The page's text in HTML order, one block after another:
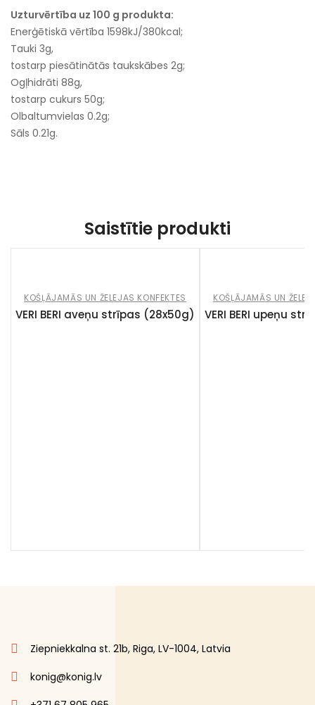
Uzturvērtība uz 100 g produkta:
Enerģētiskā vērtība 1598kJ/380kcal;
Tauki 3g,
tostarp piesātinātās taukskābes 2g;
Ogļhidrāti 88g,
tostarp cukurs 50g;
Olbaltumvielas 0.2g;
Sāls 0.21g.
Saistītie produkti
KOŠĻĀJAMĀS UN ŽELEJAS KONFEKTES
VERI BERI aveņu strīpas (28x50g)
KOŠĻĀJAMĀS UN
VERI BERI upeņu
Ziepniekkalna st. 21b, Riga, LV-1004, Latvia
konig@konig.lv